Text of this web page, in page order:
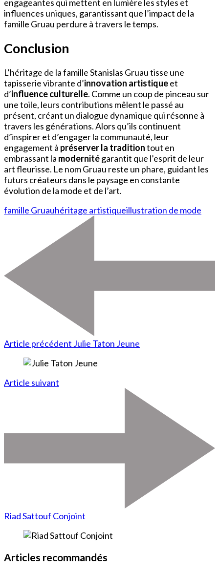
engageantes qui mettent en lumière les styles et
influences uniques, garantissant que l’impact de la
famille Gruau perdure à travers le temps.
Conclusion
L’héritage de la famille Stanislas Gruau tisse une
tapisserie vibrante d’innovation artistiqueet
d’influence culturelle. Comme un coup de pinceau sur
une toile, leurs contributions mêlent le passé au
présent, créant un dialogue dynamique qui résonne à
travers les générations. Alors qu’ils continuent
d’inspirer et d’engager la communauté, leur
engagement à préserver la traditiontout en
embrassant la modernitégarantit que l’esprit de leur
art fleurisse. Le nom Gruau reste un phare, guidant les
futurs créateurs dans le paysage en constante
évolution de la mode et de l’art.
famille Gruauhéritage artistiqueillustration de mode
Article précédent Julie Taton Jeune
Article suivant
Riad Sattouf Conjoint
Articles recommandés